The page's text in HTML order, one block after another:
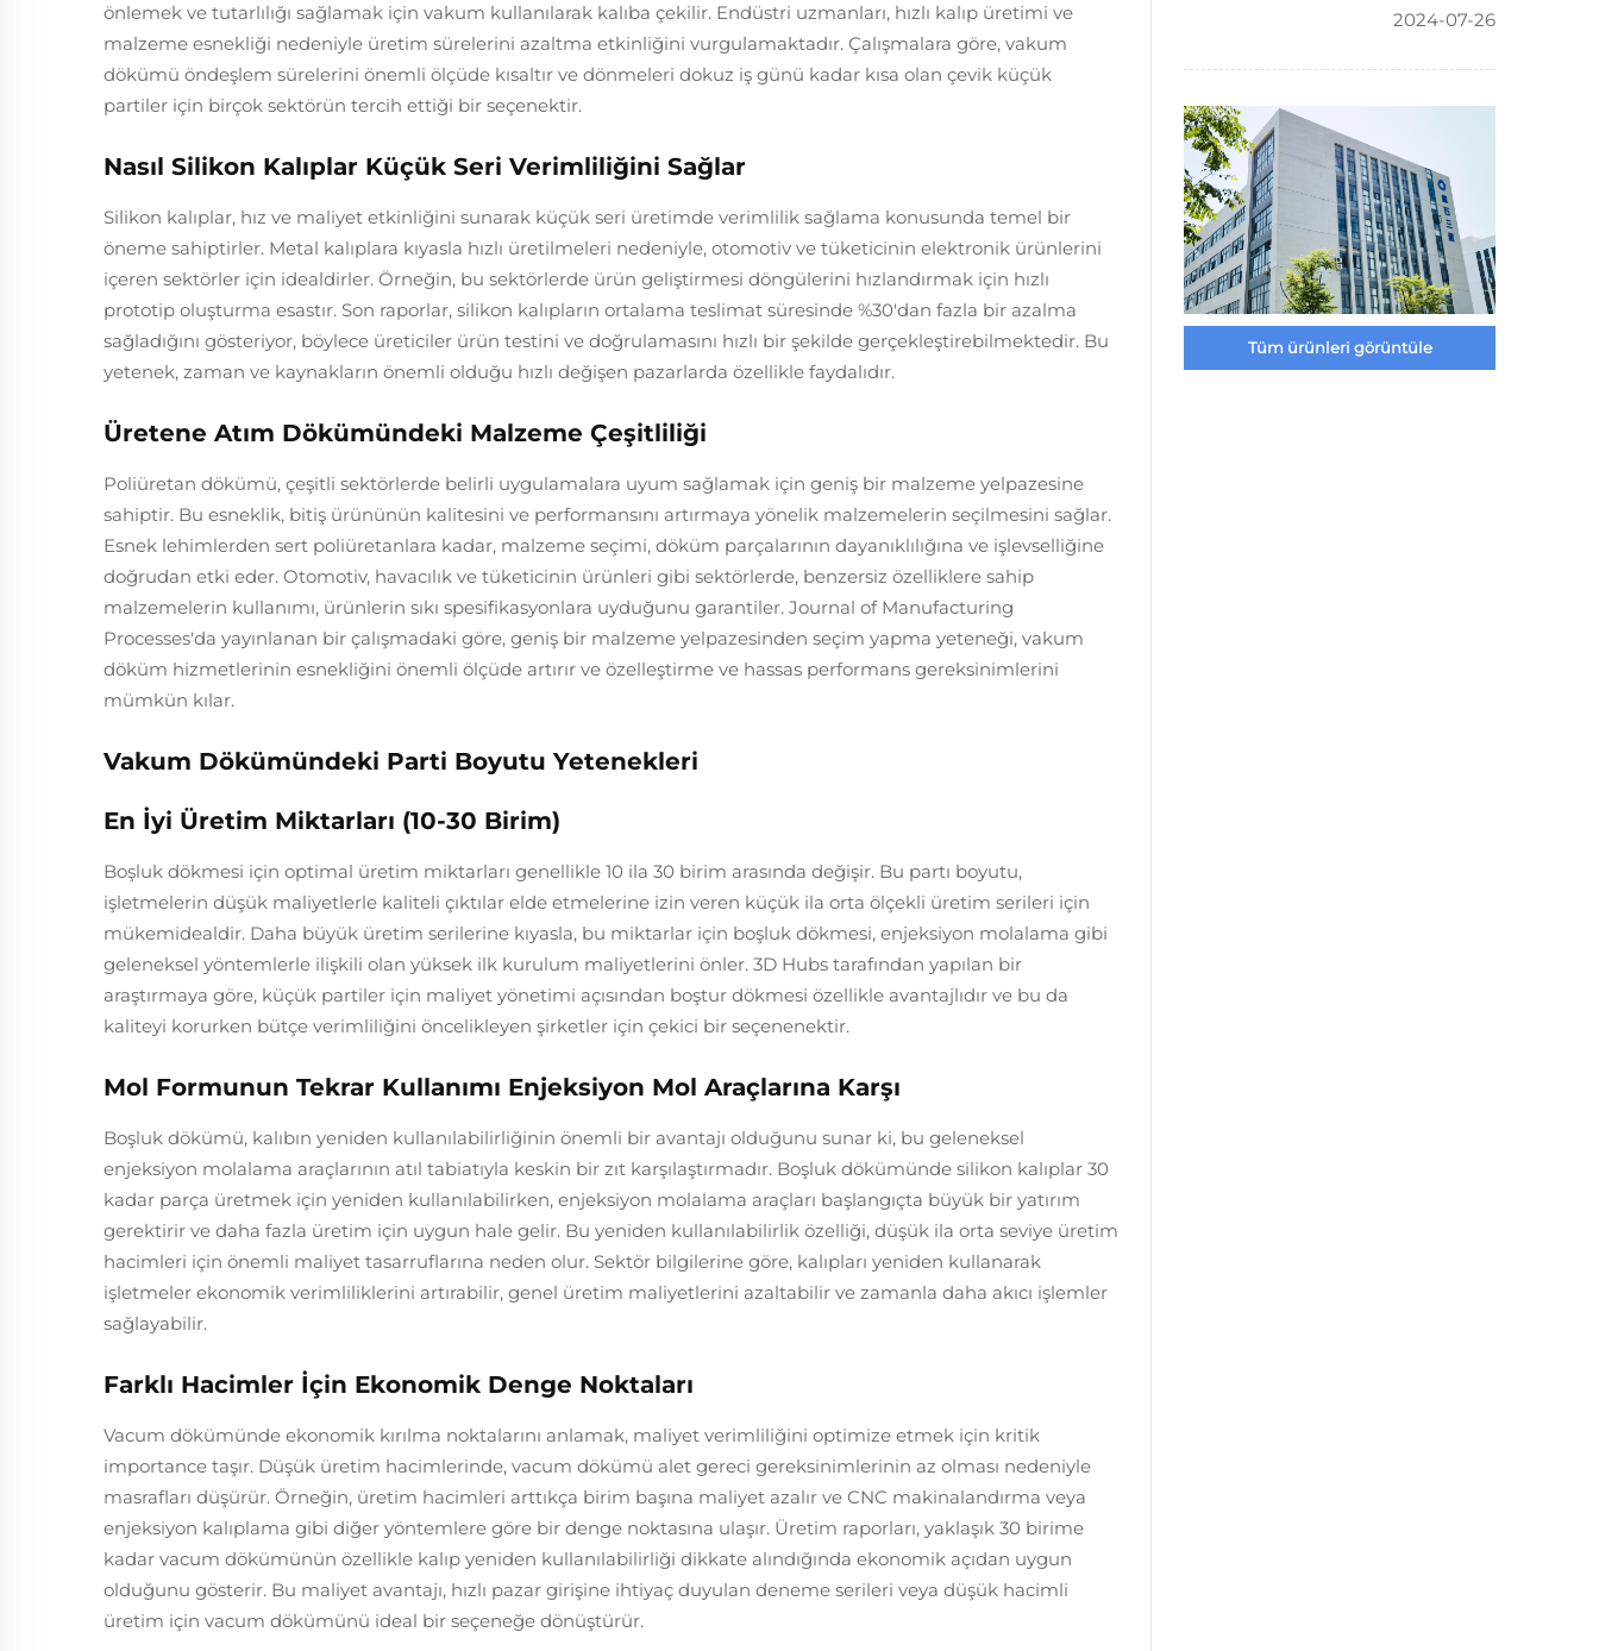
önlemek ve tutarlılığı sağlamak için vakum kullanılarak kalıba çekilir. Endüstri uzmanları, hızlı kalıp üretimi ve
malzeme esnekliği nedeniyle üretim sürelerini azaltma etkinliğini vurgulamaktadır. Çalışmalara göre, vakum
dökümü öndeşlem sürelerini önemli ölçüde kısaltır ve dönmeleri dokuz iş günü kadar kısa olan çevik küçük
partiler için birçok sektörün tercih ettiği bir seçenektir.
Nasıl Silikon Kalıplar Küçük Seri Verimliliğini Sağlar
Silikon kalıplar, hız ve maliyet etkinliğini sunarak küçük seri üretimde verimlilik sağlama konusunda temel bir
öneme sahiptirler. Metal kalıplara kıyasla hızlı üretilmeleri nedeniyle, otomotiv ve tüketicinin elektronik ürünlerini
içeren sektörler için idealdirler. Örneğin, bu sektörlerde ürün geliştirmesi döngülerini hızlandırmak için hızlı
prototip oluşturma esastır. Son raporlar, silikon kalıpların ortalama teslimat süresinde %30'dan fazla bir azalma
sağladığını gösteriyor, böylece üreticiler ürün testini ve doğrulamasını hızlı bir şekilde gerçekleştirebilmektedir. Bu
yetenek, zaman ve kaynakların önemli olduğu hızlı değişen pazarlarda özellikle faydalıdır.
Üretene Atım Dökümündeki Malzeme Çeşitliliği
Poliüretan dökümü, çeşitli sektörlerde belirli uygulamalara uyum sağlamak için geniş bir malzeme yelpazesine
sahiptir. Bu esneklik, bitiş ürününün kalitesini ve performansını artırmaya yönelik malzemelerin seçilmesini sağlar.
Esnek lehimlerden sert poliüretanlara kadar, malzeme seçimi, döküm parçalarının dayanıklılığına ve işlevselliğine
doğrudan etki eder. Otomotiv, havacılık ve tüketicinin ürünleri gibi sektörlerde, benzersiz özelliklere sahip
malzemelerin kullanımı, ürünlerin sıkı spesifikasyonlara uyduğunu garantiler. Journal of Manufacturing
Processes'da yayınlanan bir çalışmadaki göre, geniş bir malzeme yelpazesinden seçim yapma yeteneği, vakum
döküm hizmetlerinin esnekliğini önemli ölçüde artırır ve özelleştirme ve hassas performans gereksinimlerini
mümkün kılar.
Vakum Dökümündeki Parti Boyutu Yetenekleri
En İyi Üretim Miktarları (10-30 Birim)
Boşluk dökmesi için optimal üretim miktarları genellikle 10 ila 30 birim arasında değişir. Bu partı boyutu,
işletmelerin düşük maliyetlerle kaliteli çıktılar elde etmelerine izin veren küçük ila orta ölçekli üretim serileri için
mükemidealdir. Daha büyük üretim serilerine kıyasla, bu miktarlar için boşluk dökmesi, enjeksiyon molalama gibi
geleneksel yöntemlerle ilişkili olan yüksek ilk kurulum maliyetlerini önler. 3D Hubs tarafından yapılan bir
araştırmaya göre, küçük partiler için maliyet yönetimi açısından boştur dökmesi özellikle avantajlıdır ve bu da
kaliteyi korurken bütçe verimliliğini öncelikleyen şirketler için çekici bir seçenenektir.
Mol Formunun Tekrar Kullanımı Enjeksiyon Mol Araçlarına Karşı
Boşluk dökümü, kalıbın yeniden kullanılabilirliğinin önemli bir avantajı olduğunu sunar ki, bu geleneksel
enjeksiyon molalama araçlarının atıl tabiatıyla keskin bir zıt karşılaştırmadır. Boşluk dökümünde silikon kalıplar 30
kadar parça üretmek için yeniden kullanılabilirken, enjeksiyon molalama araçları başlangıçta büyük bir yatırım
gerektirir ve daha fazla üretim için uygun hale gelir. Bu yeniden kullanılabilirlik özelliği, düşük ila orta seviye üretim
hacimleri için önemli maliyet tasarruflarına neden olur. Sektör bilgilerine göre, kalıpları yeniden kullanarak
işletmeler ekonomik verimliliklerini artırabilir, genel üretim maliyetlerini azaltabilir ve zamanla daha akıcı işlemler
sağlayabilir.
Farklı Hacimler İçin Ekonomik Denge Noktaları
Vacum dökümünde ekonomik kırılma noktalarını anlamak, maliyet verimliliğini optimize etmek için kritik
importance taşır. Düşük üretim hacimlerinde, vacum dökümü alet gereci gereksinimlerinin az olması nedeniyle
masrafları düşürür. Örneğin, üretim hacimleri arttıkça birim başına maliyet azalır ve CNC makinalandırma veya
enjeksiyon kalıplama gibi diğer yöntemlere göre bir denge noktasına ulaşır. Üretim raporları, yaklaşık 30 birime
kadar vacum dökümünün özellikle kalıp yeniden kullanılabilirliği dikkate alındığında ekonomik açıdan uygun
olduğunu gösterir. Bu maliyet avantajı, hızlı pazar girişine ihtiyaç duyulan deneme serileri veya düşük hacimli
üretim için vacum dökümünü ideal bir seçeneğe dönüştürür.
2024-07-26
Tüm ürünleri görüntüle